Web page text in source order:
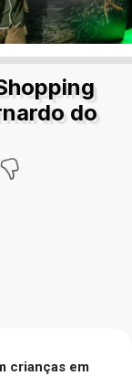
do
crianças em